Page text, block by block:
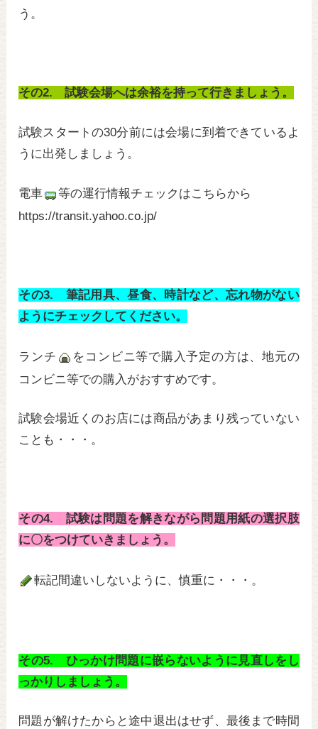
う。
その2. 試験会場へは余裕を持って行きましょう。
試験スタートの30分前には会場に到着できているよ
うに出発しましょう。
電車
等の運行情報チェックはこちらから
https://transit.yahoo.co.jp/
その3. 筆記用具、昼食、時計など、忘れ物がない
ようにチェックしてください。
ランチ
をコンビニ等で購入予定の方は、地元の
コンビニ等での購入がおすすめです。
試験会場近くのお店には商品があまり残っていない
ことも・・・。
その4. 試験は問題を解きながら問題用紙の選択肢
に〇をつけていきましょう。
転記間違いしないように、慎重に・・・。
その5. ひっかけ問題に嵌らないように見直しをし
っかりしましょう。
問題が解けたからと途中退出はせず、最後まで時間